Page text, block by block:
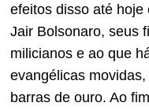
efeitos disso até
Jair Bolsonaro, seus
milicianos e ao que
evangélicas
barras de ouro. Ao